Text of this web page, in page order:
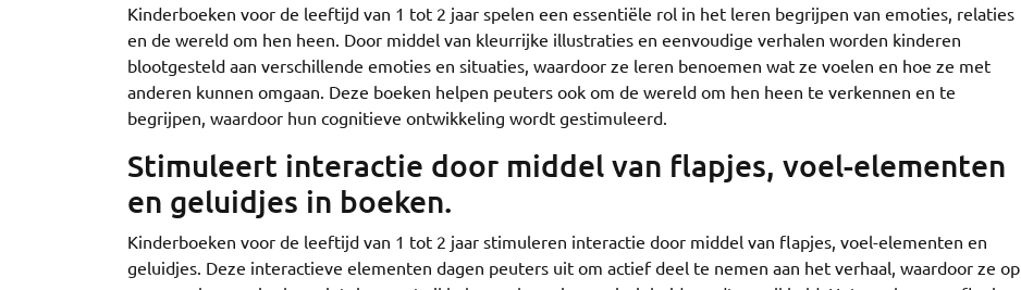
Kinderboeken voor de leeftijd van 1 tot 2 jaar spelen een essentiële rol in het leren begrijpen van emoties, relaties
en de wereld om hen heen. Door middel van kleurrijke illustraties en eenvoudige verhalen worden kinderen
blootgesteld aan verschillende emoties en situaties, waardoor ze leren benoemen wat ze voelen en hoe ze met
anderen kunnen omgaan. Deze boeken helpen peuters ook om de wereld om hen heen te verkennen en te
begrijpen, waardoor hun cognitieve ontwikkeling wordt gestimuleerd.
Stimuleert interactie door middel van flapjes, voel-elementen
en geluidjes in boeken.
Kinderboeken voor de leeftijd van 1 tot 2 jaar stimuleren interactie door middel van flapjes, voel-elementen en
geluidjes. Deze interactieve elementen dagen peuters uit om actief deel te nemen aan het verhaal, waardoor ze op